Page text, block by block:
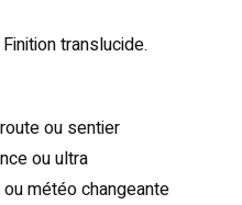
translucide.
ou sentier
ou ultra
météo changeante